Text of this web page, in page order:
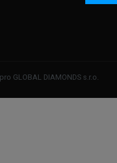
GLOBAL DIAMONDS s.r.o.